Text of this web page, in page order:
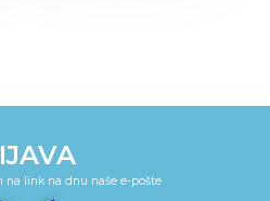
na link na dnu naše e-pošte